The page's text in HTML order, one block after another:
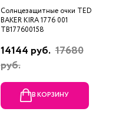
Солнцезащитные очки TED
BAKER KIRA 1776 001
TB177600158
14144 руб. 17680
руб.
В КОРЗИНУ